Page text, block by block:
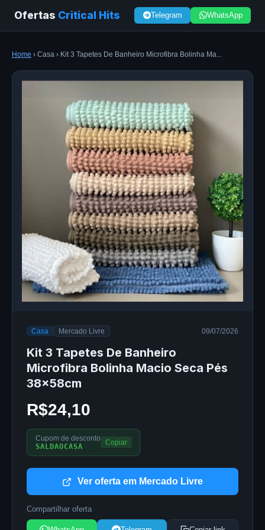
Ofertas Critical Hits Telegram WhatsApp
Home › Casa › Kit 3 Tapetes De Banheiro Microfibra Bolinha Ma...
Casa Mercado Livre 09/07/2026
Kit 3 Tapetes De Banheiro
Microfibra Bolinha Macio Seca Pés
38x58cm
R$24,10
Cupom de desconto
SALDAOCASA
Copiar
Ver oferta em Mercado Livre
Compartilhar oferta